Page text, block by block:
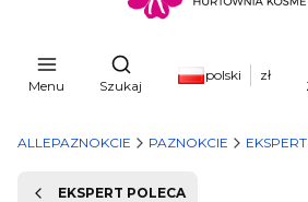
Menu
Otwórz wyszukiwarkę
Szukaj
polski zł
ALLEPAZNOKCIE PAZNOKCIE
EKSPERT POLECA